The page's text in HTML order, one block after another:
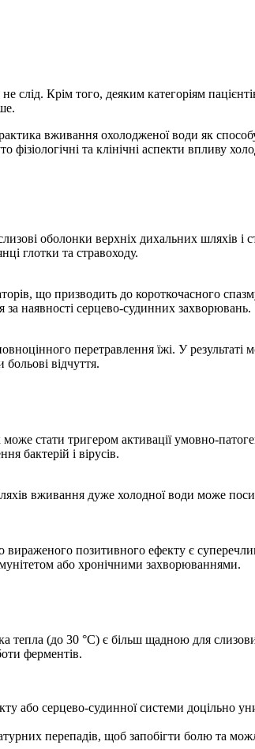
Крім того, деяким категоріям
вживання охолодженої води як
та клінічні аспекти впливу
оболонки верхніх дихальних шляхів і
глотки та стравоходу.
що призводить до короткочасного
наявності серцево-судинних захворювань.
перетравлення їжі. У
відчуття.
стати тригером активації умовно-
бактерій і вірусів.
вживання дуже холодної води може
вираженого позитивного ефекту є
або хронічними захворюваннями.
тепла (до 30 °C) є більш щадною для
ферментів.
або серцево-судинної системи доцільно
перепадів, щоб запобігти болю та